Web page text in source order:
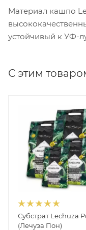
Материал кашпо
устойчивый к УФ-
С этим
Субстрат Lechuza
(Лечуза Пон)